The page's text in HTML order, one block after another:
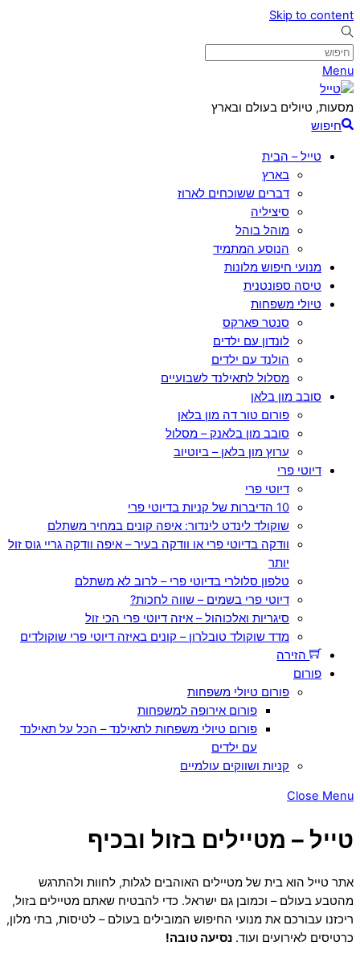
Skip to content
Menu
מסעות, טיולים בעולם ובארץ
חיפוש
טייל – הבית
בארץ
דברים ששוכחים לארוז
סיציליה
מוהל בוהל
הנוסע המתמיד
מנועי חיפוש מלונות
טיסה ספונטנית
טיולי משפחות
סנטר פארקס
לונדון עם ילדים
הולנד עם ילדים
מסלול לתאילנד לשבועיים
סובב מון בלאן
פורום טור דה מון בלאן
סובב מון בלאנק – מסלול
ערוץ מון בלאן – ביוטיוב
דיוטי פרי
דיוטי פרי
10 הדיברות של קניות בדיוטי פרי
שוקולד לינדט לינדור: איפה קונים במחיר משתלם
וודקה בדיוטי פרי או וודקה בעיר – איפה וודקה גריי גוס זול
יותר
טלפון סלולרי בדיוטי פרי – לרוב לא משתלם
דיוטי פרי בשמים – שווה לחכות?
סיגריות ואלכוהול – איזה דיוטי פרי הכי זול
מדד שוקולד טובלרון – קונים באיזה דיוטי פרי שוקולדים
הזירה
פורום
פורום טיולי משפחות
פורום אירופה למשפחות
פורום טיולי משפחות לתאילנד – הכל על תאילנד
עם ילדים
קניות ושווקים עולמיים
Close Menu
טייל – מטיילים בזול ובכיף
אתר טייל הוא בית של מטיילים האוהבים לגלות, לחוות ולהתרגש
מהטבע בעולם – וכמובן גם ישראל. כדי להבטיח שאתם מטיילים בזול,
ריכזנו עבורכם את מנועי החיפוש המובילים בעולם – לטיסות, בתי מלון,
כרטיסים לאירועים ועוד. נסיעה טובה!